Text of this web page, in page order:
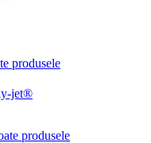
produsele
jet®
produsele